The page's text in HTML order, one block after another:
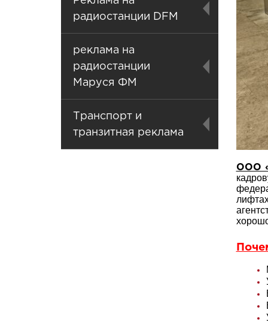
радиостанции DFM
реклама на
радиостанции
Маруся ФМ
Транспорт и
транзитная реклама
ООО